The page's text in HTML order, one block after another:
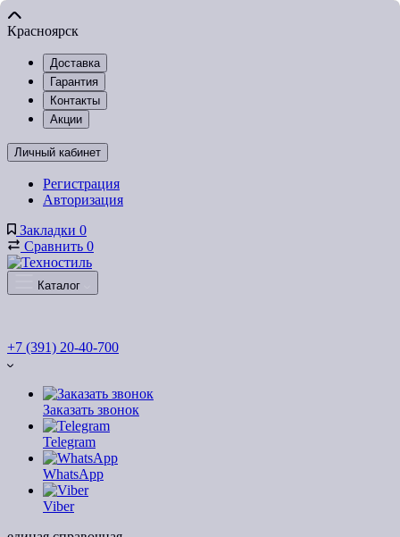
Красноярск
Доставка
Гарантия
Контакты
Акции
Личный кабинет
Регистрация
Авторизация
Закладки 0
Сравнить 0
Каталог
+7 (391) 20-40-700
Заказать звонок
Telegram
WhatsApp
Viber